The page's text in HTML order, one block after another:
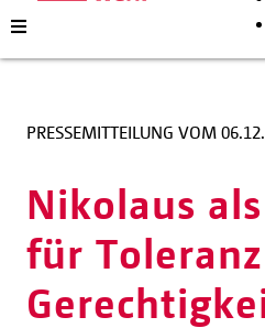
PRESSEMITTEILUNG VOM
Nikolaus
für